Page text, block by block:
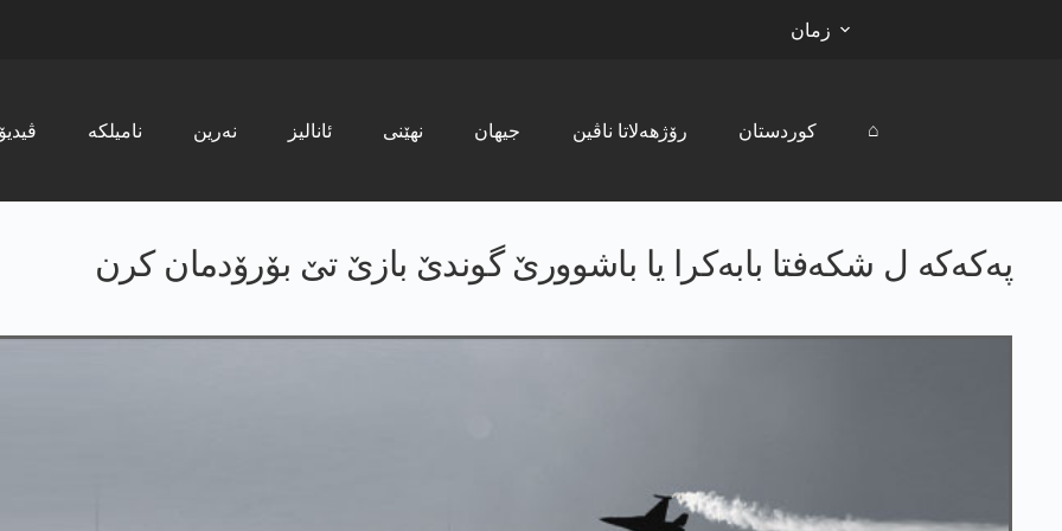
زمان
ڤیدیۆ نامیلکە نەرین ئانالیز نھێنی جیھان رۆژھەلاتا ناڤین کوردستان ⌂
په‌كه‌كه‌ ل شكه‌فتا بابه‌كرا یا باشوورێ گوندێ بازێ تێ بۆرۆدمان كرن